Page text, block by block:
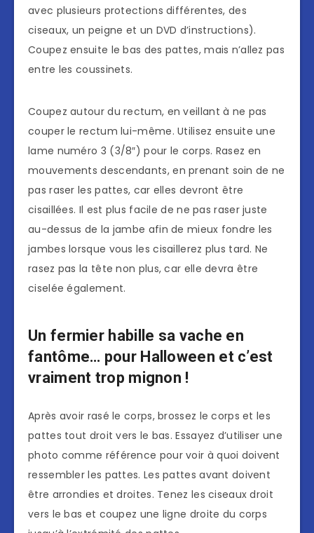
avec plusieurs protections différentes, des
ciseaux, un peigne et un DVD d’instructions).
Coupez ensuite le bas des pattes, mais n’allez pas
entre les coussinets.
Coupez autour du rectum, en veillant à ne pas
couper le rectum lui-même. Utilisez ensuite une
lame numéro 3 (3/8″) pour le corps. Rasez en
mouvements descendants, en prenant soin de ne
pas raser les pattes, car elles devront être
cisaillées. Il est plus facile de ne pas raser juste
au-dessus de la jambe afin de mieux fondre les
jambes lorsque vous les cisaillerez plus tard. Ne
rasez pas la tête non plus, car elle devra être
ciselée également.
Un fermier habille sa vache en
fantôme… pour Halloween et c’est
vraiment trop mignon !
Après avoir rasé le corps, brossez le corps et les
pattes tout droit vers le bas. Essayez d’utiliser une
photo comme référence pour voir à quoi doivent
ressembler les pattes. Les pattes avant doivent
être arrondies et droites. Tenez les ciseaux droit
vers le bas et coupez une ligne droite du corps